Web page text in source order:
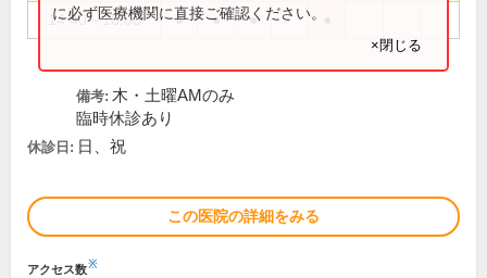
14:40～18:00 ● ● ●
に必ず医療機関に直接ご確認ください。
×閉じる
備考: 木・土曜AMのみ
臨時休診あり
休診日: 日、祝
この医院の詳細をみる
アクセス数※